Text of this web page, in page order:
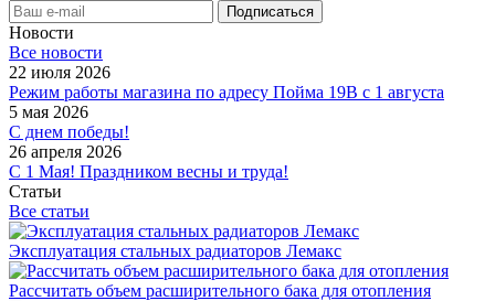
Новости
Все новости
22 июля 2026
Режим работы магазина по адресу Пойма 19В с 1 августа
5 мая 2026
С днем победы!
26 апреля 2026
С 1 Мая! Праздником весны и труда!
Статьи
Все статьи
Эксплуатация стальных радиаторов Лемакс
Рассчитать объем расширительного бака для отопления